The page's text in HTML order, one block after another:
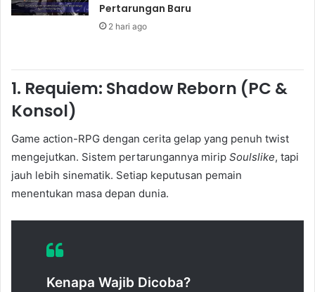
Pertarungan Baru
2 hari ago
1. Requiem: Shadow Reborn (PC &
Konsol)
Game action-RPG dengan cerita gelap yang penuh twist
mengejutkan. Sistem pertarungannya mirip Soulslike, tapi
jauh lebih sinematik. Setiap keputusan pemain
menentukan masa depan dunia.
Kenapa Wajib Dicoba?